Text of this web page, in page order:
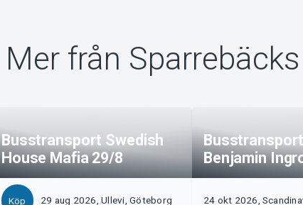
Mer från
Busstransport Swedish
House Mafia 29/8
Köp 29 aug 2026, Ullevi, Göteborg
Busstransport
Benjamin
24 okt 2026,